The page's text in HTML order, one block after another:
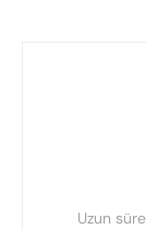
Uzun